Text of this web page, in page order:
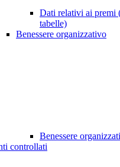
Dati relativi ai premi
tabelle)
Benessere organizzativo
Benessere
controllati